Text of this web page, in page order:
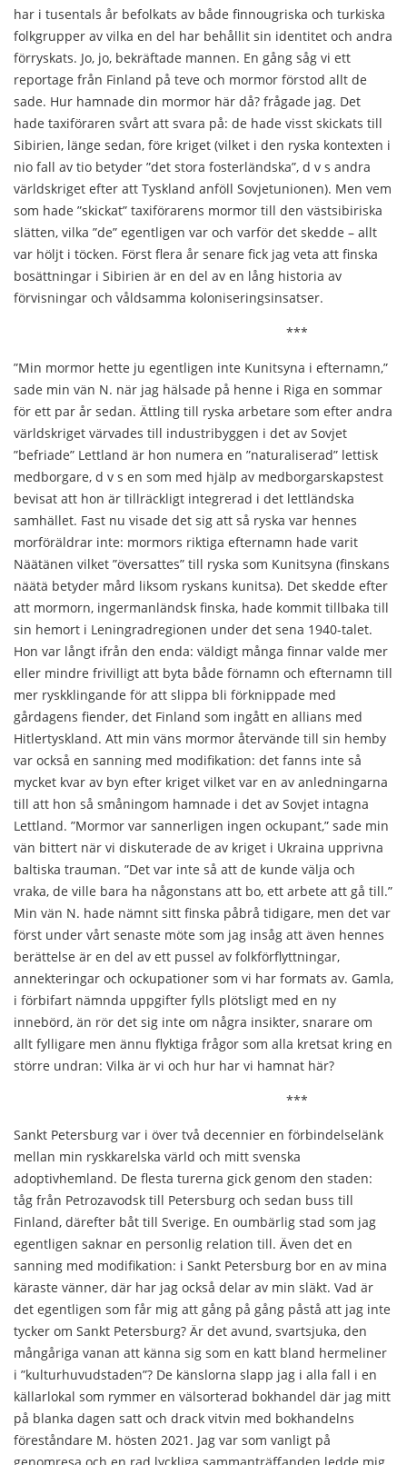
har i tusentals år befolkats av både finnougriska och turkiska
folkgrupper av vilka en del har behållit sin identitet och andra
förryskats. Jo, jo, bekräftade mannen. En gång såg vi ett
reportage från Finland på teve och mormor förstod allt de
sade. Hur hamnade din mormor här då? frågade jag. Det
hade taxiföraren svårt att svara på: de hade visst skickats till
Sibirien, länge sedan, före kriget (vilket i den ryska kontexten i
nio fall av tio betyder ”det stora fosterländska”, d v s andra
världskriget efter att Tyskland anföll Sovjetunionen). Men vem
som hade ”skickat” taxiförarens mormor till den västsibiriska
slätten, vilka ”de” egentligen var och varför det skedde – allt
var höljt i töcken. Först flera år senare fick jag veta att finska
bosättningar i Sibirien är en del av en lång historia av
förvisningar och våldsamma koloniseringsinsatser.
***
”Min mormor hette ju egentligen inte Kunitsyna i efternamn,”
sade min vän N. när jag hälsade på henne i Riga en sommar
för ett par år sedan. Ättling till ryska arbetare som efter andra
världskriget värvades till industribyggen i det av Sovjet
”befriade” Lettland är hon numera en ”naturaliserad” lettisk
medborgare, d v s en som med hjälp av medborgarskapstest
bevisat att hon är tillräckligt integrerad i det lettländska
samhället. Fast nu visade det sig att så ryska var hennes
morföräldrar inte: mormors riktiga efternamn hade varit
Näätänen vilket ”översattes” till ryska som Kunitsyna (finskans
näätä betyder mård liksom ryskans kunitsa). Det skedde efter
att mormorn, ingermanländsk finska, hade kommit tillbaka till
sin hemort i Leningradregionen under det sena 1940-talet.
Hon var långt ifrån den enda: väldigt många finnar valde mer
eller mindre frivilligt att byta både förnamn och efternamn till
mer ryskklingande för att slippa bli förknippade med
gårdagens fiender, det Finland som ingått en allians med
Hitlertyskland. Att min väns mormor återvände till sin hemby
var också en sanning med modifikation: det fanns inte så
mycket kvar av byn efter kriget vilket var en av anledningarna
till att hon så småningom hamnade i det av Sovjet intagna
Lettland. ”Mormor var sannerligen ingen ockupant,” sade min
vän bittert när vi diskuterade de av kriget i Ukraina upprivna
baltiska trauman. ”Det var inte så att de kunde välja och
vraka, de ville bara ha någonstans att bo, ett arbete att gå till.”
Min vän N. hade nämnt sitt finska påbrå tidigare, men det var
först under vårt senaste möte som jag insåg att även hennes
berättelse är en del av ett pussel av folkförflyttningar,
annekteringar och ockupationer som vi har formats av. Gamla,
i förbifart nämnda uppgifter fylls plötsligt med en ny
innebörd, än rör det sig inte om några insikter, snarare om
allt fylligare men ännu flyktiga frågor som alla kretsat kring en
större undran: Vilka är vi och hur har vi hamnat här?
***
Sankt Petersburg var i över två decennier en förbindelselänk
mellan min ryskkarelska värld och mitt svenska
adoptivhemland. De flesta turerna gick genom den staden:
tåg från Petrozavodsk till Petersburg och sedan buss till
Finland, därefter båt till Sverige. En oumbärlig stad som jag
egentligen saknar en personlig relation till. Även det en
sanning med modifikation: i Sankt Petersburg bor en av mina
käraste vänner, där har jag också delar av min släkt. Vad är
det egentligen som får mig att gång på gång påstå att jag inte
tycker om Sankt Petersburg? Är det avund, svartsjuka, den
mångåriga vanan att känna sig som en katt bland hermeliner
i ”kulturhuvudstaden”? De känslorna slapp jag i alla fall i en
källarlokal som rymmer en välsorterad bokhandel där jag mitt
på blanka dagen satt och drack vitvin med bokhandelns
föreståndare M. hösten 2021. Jag var som vanligt på